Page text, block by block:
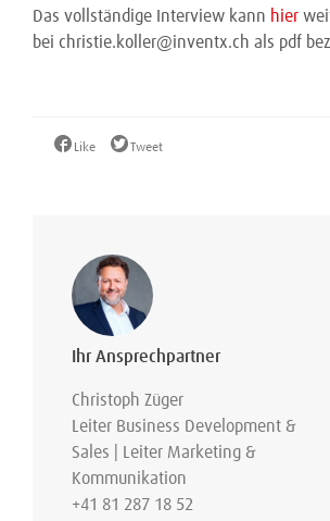
Das vollständige Interview kann hier
bei christie.koller@inventx.ch als pdf
Like Tweet
Ihr Ansprechpartner
Christoph Züger
Leiter Business Development &
Sales | Leiter Marketing &
Kommunikation
+41 81 287 18 52